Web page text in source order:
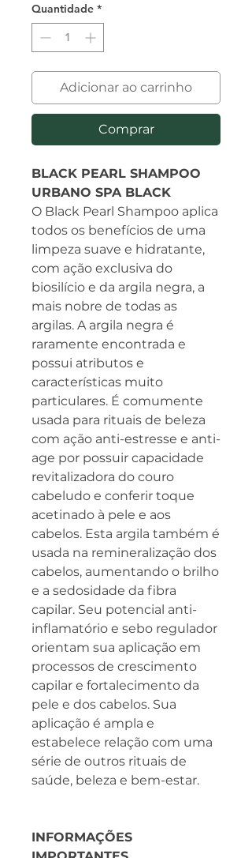
Quantidade *
Adicionar ao carrinho
Comprar
BLACK PEARL SHAMPOO
URBANO SPA BLACK
O Black Pearl Shampoo aplica
todos os benefícios de uma
limpeza suave e hidratante,
com ação exclusiva do
biosilício e da argila negra, a
mais nobre de todas as
argilas. A argila negra é
raramente encontrada e
possui atributos e
características muito
particulares. É comumente
usada para rituais de beleza
com ação anti-estresse e anti-
age por possuir capacidade
revitalizadora do couro
cabeludo e conferir toque
acetinado à pele e aos
cabelos. Esta argila também é
usada na remineralização dos
cabelos, aumentando o brilho
e a sedosidade da fibra
capilar. Seu potencial anti-
inflamatório e sebo regulador
orientam sua aplicação em
processos de crescimento
capilar e fortalecimento da
pele e dos cabelos. Sua
aplicação é ampla e
estabelece relação com uma
série de outros rituais de
saúde, beleza e bem-estar.
INFORMAÇÕES